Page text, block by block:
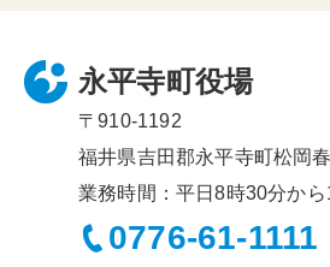
永平寺町役場
〒910-1192
福井県吉田郡永平寺町松岡
業務時間：平日8時30分か
0776-61-1111